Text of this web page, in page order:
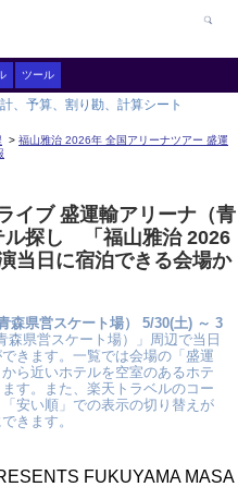
ツール
、予算、割り勘、計算シート
> 福山雅治 2026年 全国アリーナツアー 盛運
イブ 盛運輸アリーナ（青
ル探し 「福山雅治 2026
当日に宿泊できる会場か
森県営スケート場） 5/30(土) ～ 3
県営スケート場）」周辺で当日
きます。一覧では会場の「盛運
ら近いホテルを空室のあるホテ
す。また、楽天トラベルのコー
安い順」での表示の切り替えが
きます。
FUKUYAMA MASA